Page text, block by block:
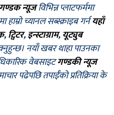
गण्डक न्यूजविभिन्न प्लाटफर्ममा
च्यानल सब्स्क्राइब गर्नयहाँ
,ट्विटर,इन्स्टाग्राम, यूट्युब
नयाँ खबर थाहा पाउनका
वेबसाइटगण्डकी न्यूज
पढेपछि तपाईँको प्रतिक्रिया के